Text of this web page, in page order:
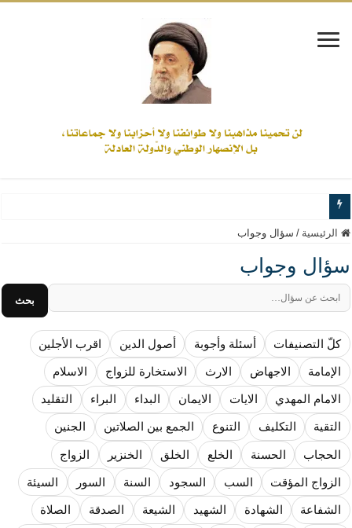
www.alamine.net
مواقف وآراء العلاّمة السيد علي الأمين من الأحداث والقضايا - اضغط للاطلاع
إذا كان التسنن هو الإيمان بسنة رسول الله ( صلى الله عليه وآله) فكلّ
علاقات المذاهب والأديان لا يجوز أن تكون على حساب الأوطان
لن تحمينا مذاهبنا ولا طوائفنا ولا أحزابنا ولا جماعاتنا، بل الإنصهار الوطني والدولة
المذاهب ليست قدرًا لا يمكن تجاوزه
ليست المنفعة تأتي من إسلامية النّظام كما لا تأتي المضرة من مسيحية النظام
المتهاون بوطنه متهاون بدينه حتماً
نسج العلاقة مع الآخر تكون من خلال منظومة القيم و المبادئ الانسانية التي تجعل
الرئيسية / سؤال وجواب
سؤال وجواب
بحث
كلّ التصنيفات أسئلة وأجوبة أصول الدين اقرب الأجلين
الإمامة الاجهاض الارث الاستخارة للزواج الاسلام
الامام المهدي الايات الايمان البداء البراء التقليد
التقية التكليف التنوع الجمع بين الصلاتين الجنين
الحجاب الحسنة الخلع الخلق الخنزير الزواج
الزواج المؤقت السب السجود السنة السور السيئة
الشفاعة الشهادة الشهيد الشيعة الصدقة الصلاة